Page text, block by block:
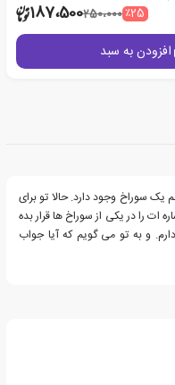
٪25250،000187،500
افزودن به سبد
سوراخ وجود دارد. حالا تو برای
را در یکی از سوراخ ها قرار بده
و به تو می گویم که آیا جواب